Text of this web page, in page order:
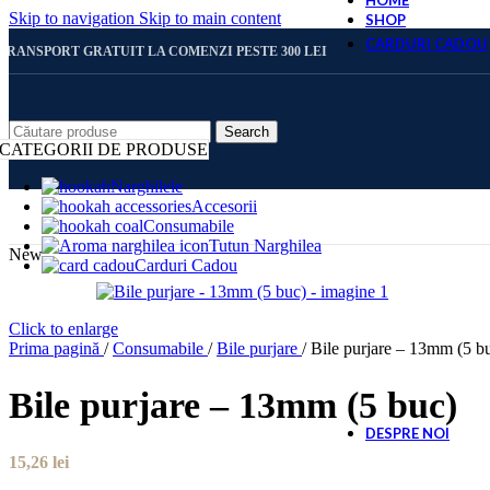
Skip to navigation Skip to main content
GRATUIT LA COMENZI PESTE 300 LEI
Search
CATEGORII DE PRODUSE
Narghilele
Accesorii
Consumabile
Tutun Narghilea
Carduri Cadou
SHOP
CARDURI CADOU
DESPRE NOI
New
Click to enlarge
Prima pagină / Consumabile / Bile purjare / Bile purjare – 13mm (5
Bile purjare – 13mm (5 buc)
15,26 lei